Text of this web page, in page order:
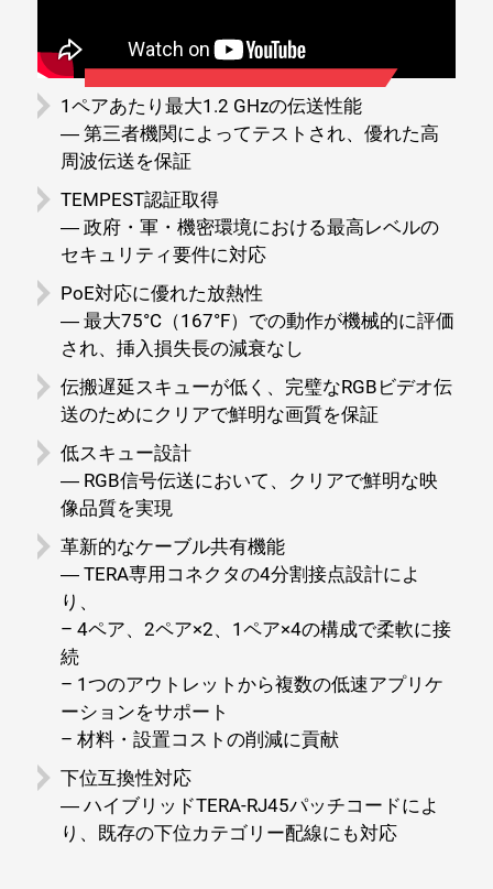
1ペアあたり最大1.2 GHzの伝送性能
― 第三者機関によってテストされ、優れた高
周波伝送を保証
TEMPEST認証取得
― 政府・軍・機密環境における最高レベルの
セキュリティ要件に対応
PoE対応に優れた放熱性
― 最大75°C（167°F）での動作が機械的に評価
され、挿入損失長の減衰なし
伝搬遅延スキューが低く、完璧なRGBビデオ伝
送のためにクリアで鮮明な画質を保証
低スキュー設計
― RGB信号伝送において、クリアで鮮明な映
像品質を実現
革新的なケーブル共有機能
― TERA専用コネクタの4分割接点設計によ
り、
– 4ペア、2ペア×2、1ペア×4の構成で柔軟に接
続
– 1つのアウトレットから複数の低速アプリケ
ーションをサポート
– 材料・設置コストの削減に貢献
下位互換性対応
― ハイブリッドTERA-RJ45パッチコードによ
り、既存の下位カテゴリー配線にも対応